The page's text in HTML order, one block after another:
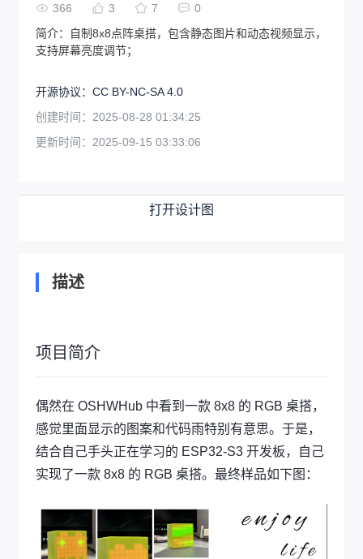
366 3 7
0
简介：
自制8x8点阵桌搭，包含静态图片和动态视频显示，
支持屏幕亮度调节；
开源协议： CC BY-NC-SA 4.0
创建时间： 2025-08-28 01:34:25
更新时间： 2025-09-15 03:33:06
打开设计图
描述
项目简介
偶然在 OSHWHub 中看到一款 8x8 的 RGB 桌搭，
感觉里面显示的图案和代码雨特别有意思。于是，
结合自己手头正在学习的 ESP32-S3 开发板，自己
实现了一款 8x8 的 RGB 桌搭。最终样品如下图：